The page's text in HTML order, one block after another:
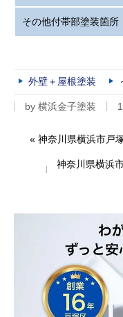
その他付帯部塗装箇所
外壁＋屋根塗装
by 横浜金子塗装
« 神奈川県横浜市
神奈川県横浜